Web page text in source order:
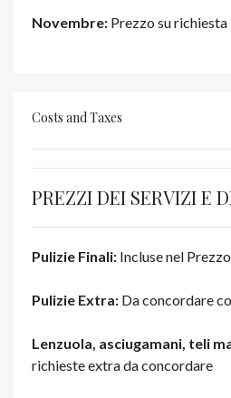
Novembre: Prezzo su richiesta
Costs and Taxes
PREZZI DEI SERVIZI E
Pulizie Finali: Incluse nel Prezzo
Pulizie Extra: Da concordare
Lenzuola, asciugamani, teli
richieste extra da concordare